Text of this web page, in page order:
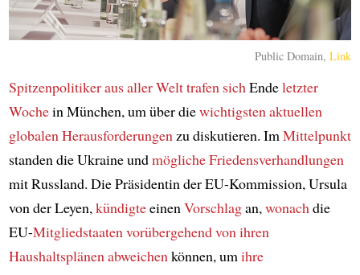
Public Domain,Link
Spitzenpolitiker aus aller Welttrafen sich Endeletzter
Wochein München, um über diewichtigsten aktuellen
globalen Herausforderungen zu diskutieren. Im Mittelpunkt
standen die Ukraine undmögliche Friedensverhandlungen
mit Russland. Die Präsidentin der EU-Kommission, Ursula
von der Leyen, kündigteeinen Vorschlagan, wonach die
EU-Mitgliedstaaten vorübergehendvon ihren
Haushaltsplänen abweichen können, um ihre